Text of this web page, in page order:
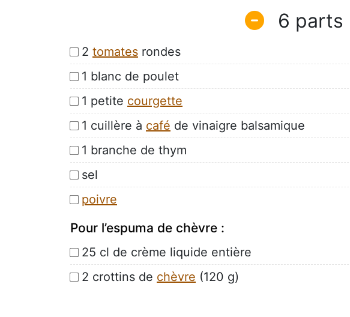
6
2 tomates rondes
1 blanc de poulet
1 petite courgette
1 cuillère à café de vinaigre balsamique
1 branche de thym
sel
poivre
Pour l’espuma de chèvre :
25 cl de crème liquide entière
2 crottins de chèvre (120 g)